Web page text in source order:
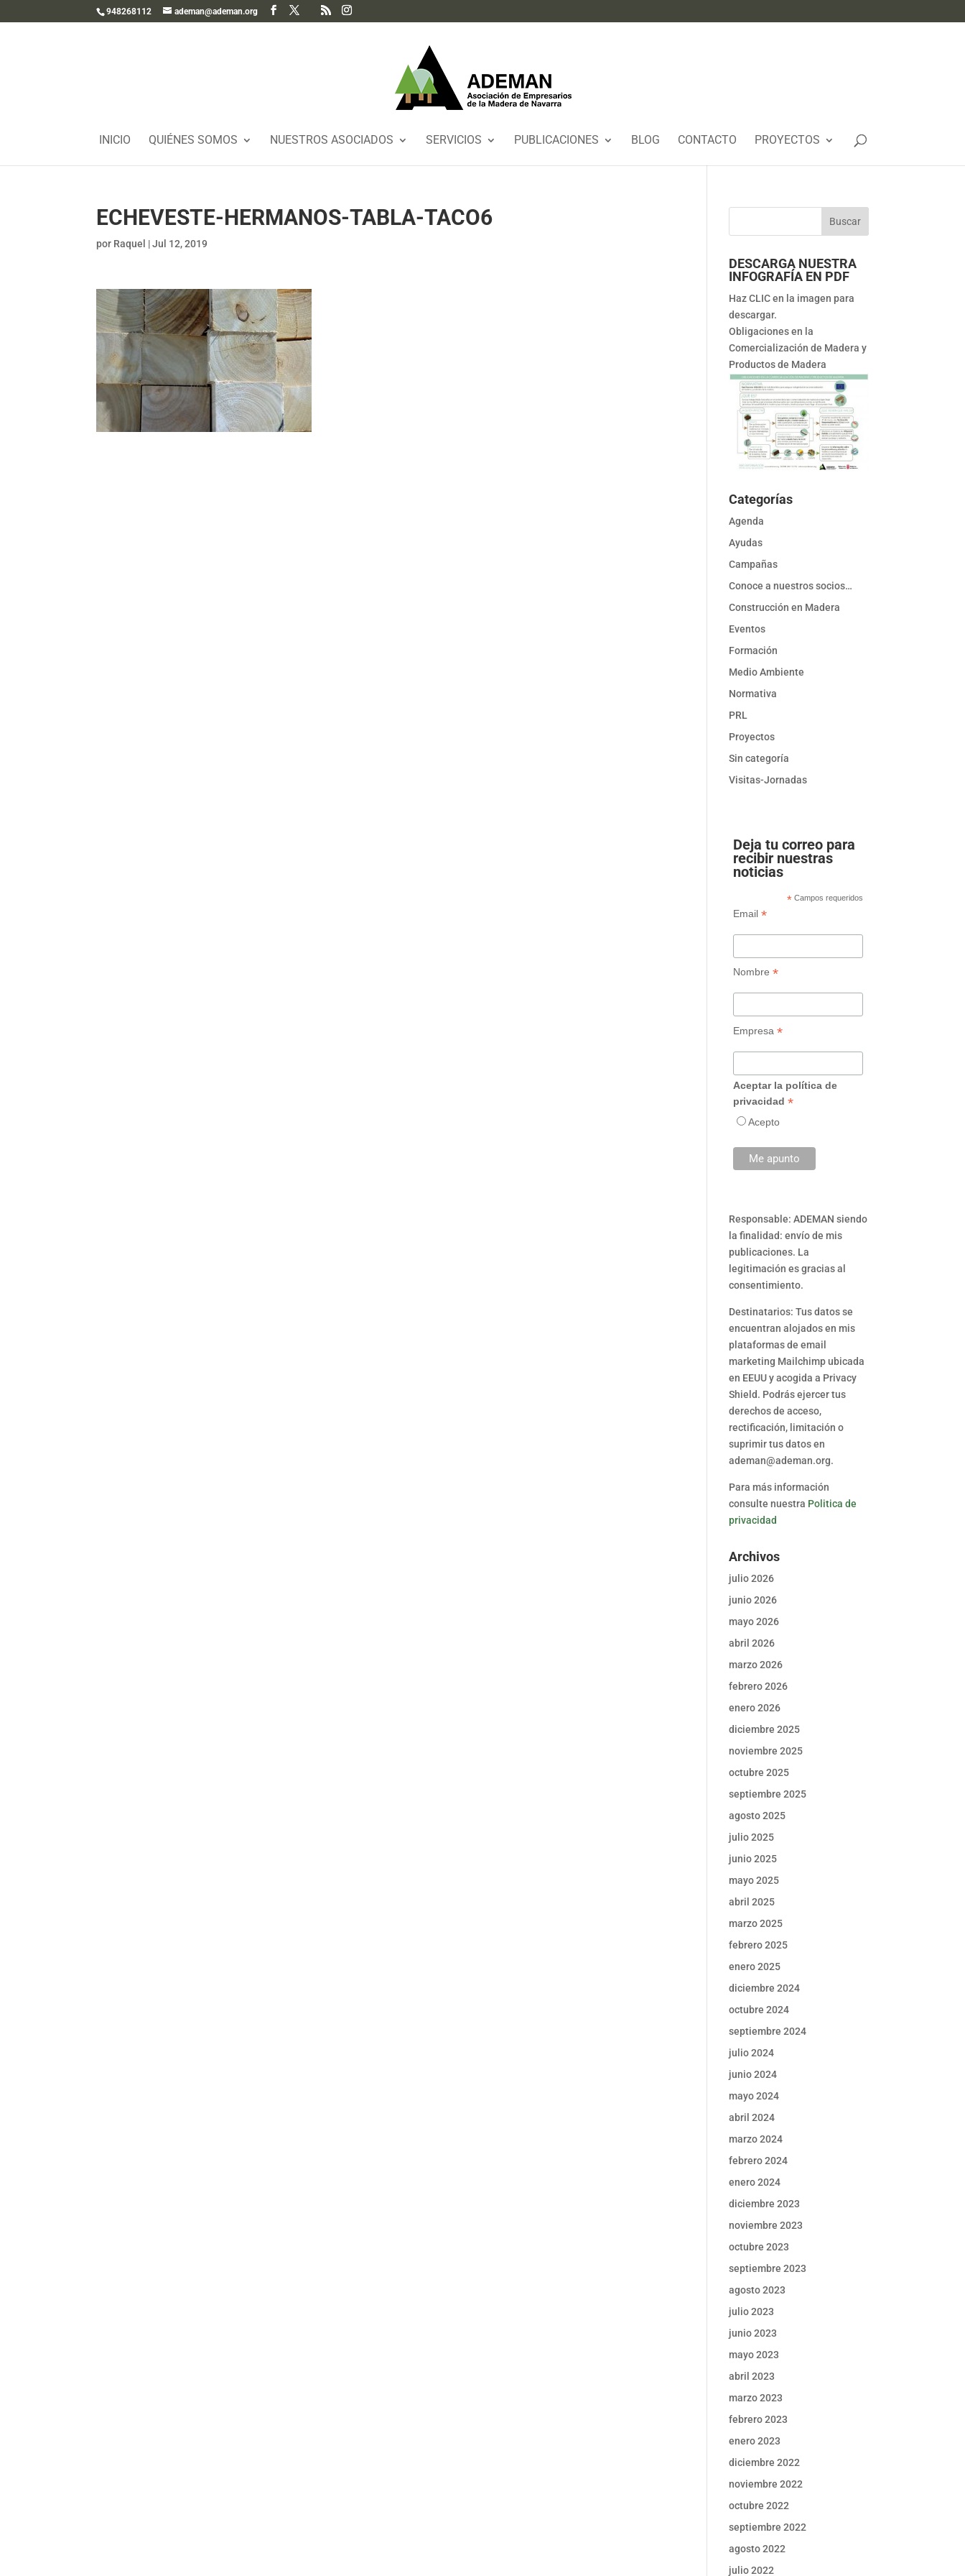
948268112 ademan@ademan.org
INICIO QUIÉNES SOMOS NUESTROS ASOCIADOS SERVICIOS PUBLICACIONES BLOG CONTACTO PROYECTOS
ECHEVESTE-HERMANOS-TABLA-TACO6
por Raquel |Jul 12, 2019
DESCARGA NUESTRA
INFOGRAFÍA EN PDF
Haz CLIC en la imagen para
descargar.
Obligaciones en la
Comercialización de Madera y
Productos de Madera
Categorías
Agenda
Ayudas
Campañas
Conoce a nuestros socios…
Construcción en Madera
Eventos
Formación
Medio Ambiente
Normativa
PRL
Proyectos
Sin categoría
Visitas-Jornadas
Deja tu correo para
recibir nuestras
noticias
* Campos requeridos
Email *
Nombre *
Empresa *
Aceptar la política de
privacidad *
Acepto
Responsable: ADEMAN siendo
la finalidad: envío de mis
publicaciones. La
legitimación es gracias al
consentimiento.
Destinatarios: Tus datos se
encuentran alojados en mis
plataformas de email
marketing Mailchimp ubicada
en EEUU y acogida a Privacy
Shield. Podrás ejercer tus
derechos de acceso,
rectificación, limitación o
suprimir tus datos en
ademan@ademan.org.
Para más información
consulte nuestra Politica de
privacidad
Archivos
julio 2026
junio 2026
mayo 2026
abril 2026
marzo 2026
febrero 2026
enero 2026
diciembre 2025
noviembre 2025
octubre 2025
septiembre 2025
agosto 2025
julio 2025
junio 2025
mayo 2025
abril 2025
marzo 2025
febrero 2025
enero 2025
diciembre 2024
octubre 2024
septiembre 2024
julio 2024
junio 2024
mayo 2024
abril 2024
marzo 2024
febrero 2024
enero 2024
diciembre 2023
noviembre 2023
octubre 2023
septiembre 2023
agosto 2023
julio 2023
junio 2023
mayo 2023
abril 2023
marzo 2023
febrero 2023
enero 2023
diciembre 2022
noviembre 2022
octubre 2022
septiembre 2022
agosto 2022
julio 2022